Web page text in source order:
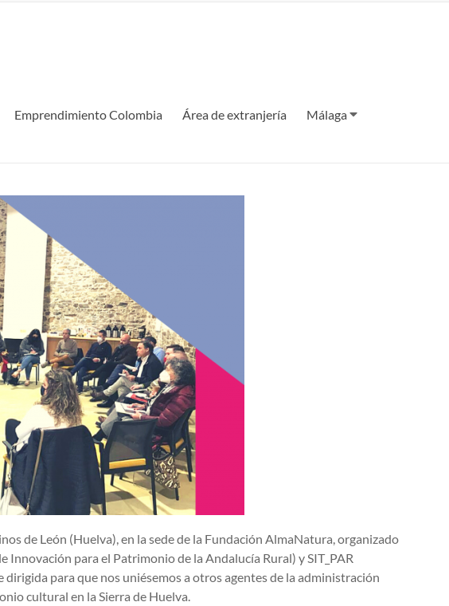
Emprendimiento Colombia Área de extranjería
Málaga
de León (Huelva), en la sede de la Fundación AlmaNatura, organizado
para el Patrimonio de la Andalucía Rural) y SIT_PAR
para que nos uniésemos a otros agentes de la administración
cultural en la Sierra de Huelva.